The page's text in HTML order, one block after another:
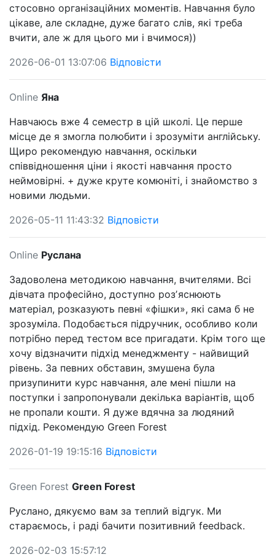
стосовно організаційних моментів. Навчання було
цікаве, але складне, дуже багато слів, які треба
вчити, але ж для цього ми і вчимося))
2026-06-01 13:07:06 Відповісти
Online Яна
Навчаюсь вже 4 семестр в цій школі. Це перше
місце де я змогла полюбити і зрозуміти англійську.
Щиро рекомендую навчання, оскільки
співвідношення ціни і якості навчання просто
неймовірні. + дуже круте комюніті, і знайомство з
новими людьми.
2026-05-11 11:43:32 Відповісти
Online Руслана
Задоволена методикою навчання, вчителями. Всі
дівчата професійно, доступно розʼяснюють
матеріал, розказують певні «фішки», які сама б не
зрозуміла. Подобається підручник, особливо коли
потрібно перед тестом все пригадати. Крім того ще
хочу відзначити підхід менеджменту - найвищий
рівень. За певних обставин, змушена була
призупинити курс навчання, але мені пішли на
поступки і запропонували декілька варіантів, щоб
не пропали кошти. Я дуже вдячна за людяний
підхід. Рекомендую Green Forest
2026-01-19 19:15:16 Відповісти
Green Forest Green Forest
Руслано, дякуємо вам за теплий відгук. Ми
стараємось, і раді бачити позитивний feedback.
2026-02-03 15:57:12